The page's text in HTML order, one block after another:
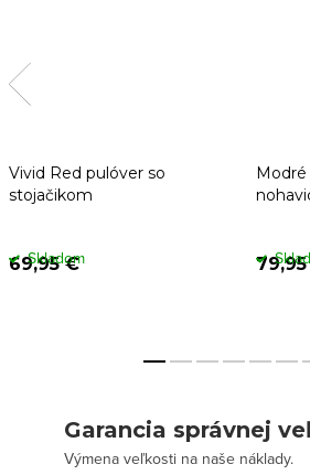
Vivid Red pulóver so
stojačikom
69,95 €
Skladom
Modré
Garancia správnej
Výmena veľkosti na naše náklady.